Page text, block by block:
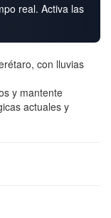
real. Activa las
con lluvias
y mantente
actuales y